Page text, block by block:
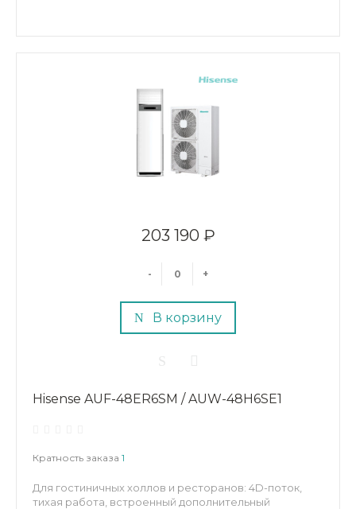
203 190 ₽
- +
В корзину
Hisense AUF-48ER6SM / AUW-48H6SE1
Кратность заказа 1
Для гостиничных холлов и ресторанов: 4D-поток,
тихая работа, встроенный дополнительный